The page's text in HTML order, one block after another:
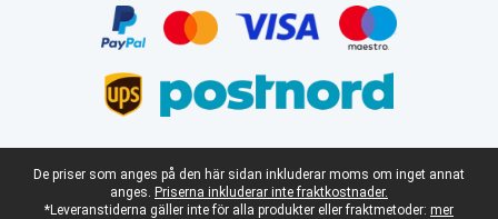
Juridisk fotnot
De priser som anges på den här sidan inkluderar moms om inget annat
anges. Priserna inkluderar inte fraktkostnader.
*Leveranstiderna gäller inte för alla produkter eller fraktmetoder: mer